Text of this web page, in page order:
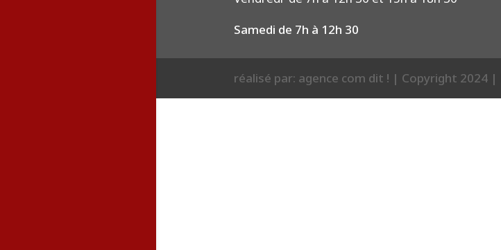
Samedi de 7h à 12h 30
réalisé par: agence com dit ! | Copyright 2024 |